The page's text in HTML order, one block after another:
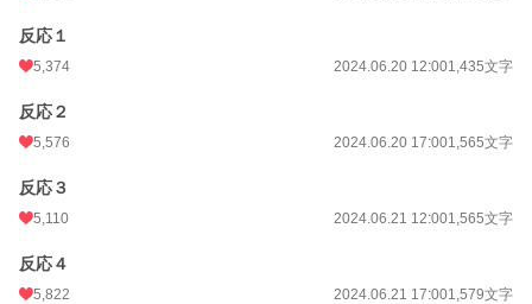
反応１
5,374 2024.06.20 12:001,435文字
反応２
5,576 2024.06.20 17:001,565文字
反応３
5,110 2024.06.21 12:001,565文字
反応４
5,822 2024.06.21 17:001,579文字